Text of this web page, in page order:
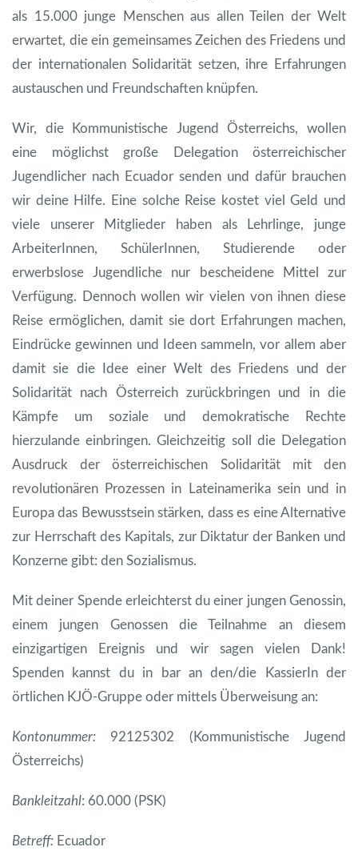
als 15.000 junge Menschen aus allen Teilen der Welt
erwartet, die ein gemeinsames Zeichen des Friedens und
der internationalen Solidarität setzen, ihre Erfahrungen
austauschen und Freundschaften knüpfen.
Wir, die Kommunistische Jugend Österreichs, wollen
eine möglichst große Delegation österreichischer
Jugendlicher nach Ecuador senden und dafür brauchen
wir deine Hilfe. Eine solche Reise kostet viel Geld und
viele unserer Mitglieder haben als Lehrlinge, junge
ArbeiterInnen, SchülerInnen, Studierende oder
erwerbslose Jugendliche nur bescheidene Mittel zur
Verfügung. Dennoch wollen wir vielen von ihnen diese
Reise ermöglichen, damit sie dort Erfahrungen machen,
Eindrücke gewinnen und Ideen sammeln, vor allem aber
damit sie die Idee einer Welt des Friedens und der
Solidarität nach Österreich zurückbringen und in die
Kämpfe um soziale und demokratische Rechte
hierzulande einbringen. Gleichzeitig soll die Delegation
Ausdruck der österreichischen Solidarität mit den
revolutionären Prozessen in Lateinamerika sein und in
Europa das Bewusstsein stärken, dass es eine Alternative
zur Herrschaft des Kapitals, zur Diktatur der Banken und
Konzerne gibt: den Sozialismus.
Mit deiner Spende erleichterst du einer jungen Genossin,
einem jungen Genossen die Teilnahme an diesem
einzigartigen Ereignis und wir sagen vielen Dank!
Spenden kannst du in bar an den/die KassierIn der
örtlichen KJÖ-Gruppe oder mittels Überweisung an:
Kontonummer: 92125302 (Kommunistische Jugend
Österreichs)
Bankleitzahl: 60.000 (PSK)
Betreff: Ecuador